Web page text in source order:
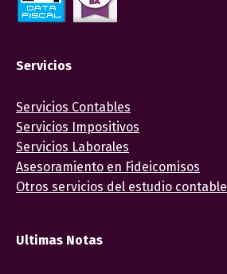
Servicios
Servicios Contables
Servicios Impositivos
Servicios Laborales
Asesoramiento en Fideicomisos
Otros servicios del estudio contable
Ultimas Notas